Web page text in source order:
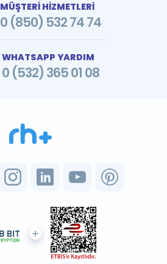
MÜŞTERİ HİZMETLERİ
0 (850) 532 74 74
WHATSAPP YARDIM
0 (532) 365 01 08